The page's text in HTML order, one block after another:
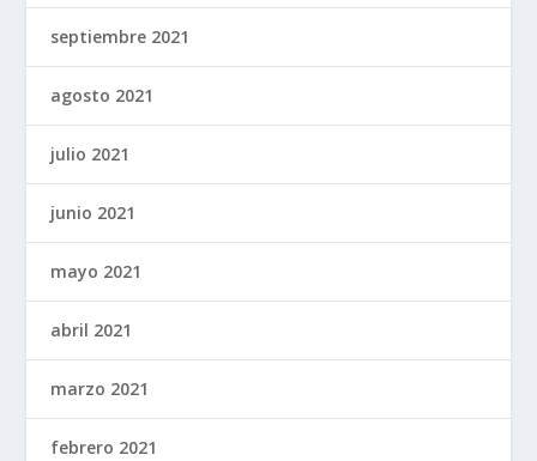
septiembre 2021
agosto 2021
julio 2021
junio 2021
mayo 2021
abril 2021
marzo 2021
febrero 2021